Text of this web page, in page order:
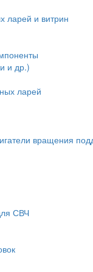
ларей и витрин
и др.)
ларей
вращения
СВЧ